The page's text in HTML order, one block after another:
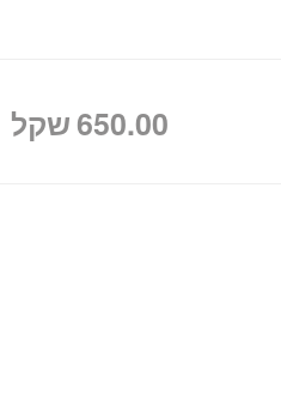
650.00שקל